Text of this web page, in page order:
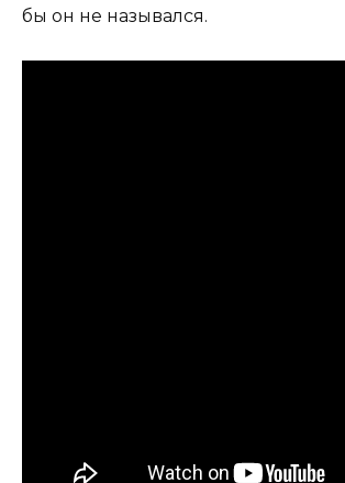
бы он не назывался.